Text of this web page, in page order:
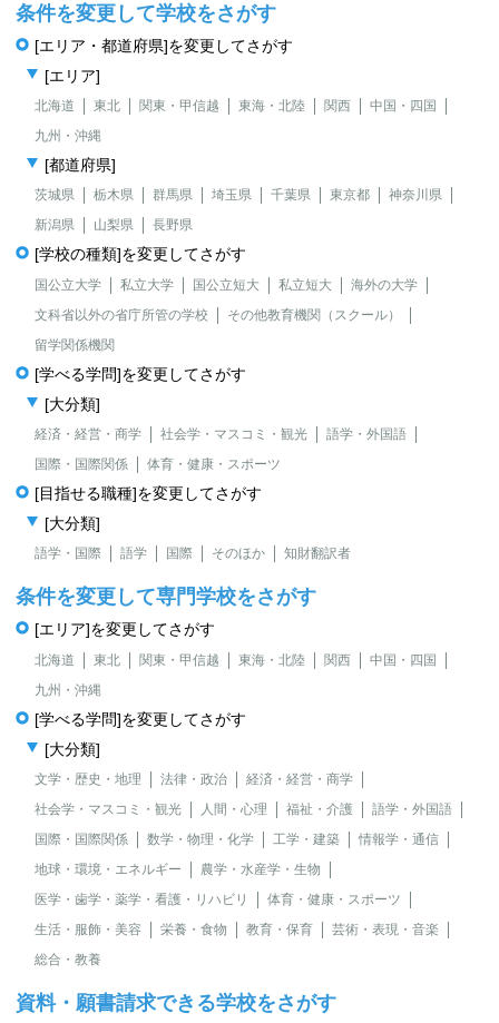
条件を変更して学校をさがす
[エリア・都道府県]を変更してさがす
[エリア]
北海道 東北 関東・甲信越 東海・北陸 関西
中国・四国
九州・沖縄
[都道府県]
茨城県 栃木県 群馬県 埼玉県 千葉県 東京都
神奈川県
新潟県
山梨県 長野県
[学校の種類]を変更してさがす
国公立大学 私立大学 国公立短大 私立短大
海外の大学
文科省以外の省庁所管の学校
その他教育機関（スクール）
留学関係機関
[学べる学問]を変更してさがす
[大分類]
経済・経営・商学 社会学・マスコミ・観光
語学・外国語
国際・国際関係
体育・健康・スポーツ
[目指せる職種]を変更してさがす
[大分類]
語学・国際 語学 国際 そのほか 知財翻訳者
条件を変更して専門学校をさがす
[エリア]を変更してさがす
北海道 東北 関東・甲信越 東海・北陸 関西
中国・四国
九州・沖縄
[学べる学問]を変更してさがす
[大分類]
文学・歴史・地理 法律・政治
経済・経営・商学
社会学・マスコミ・観光
人間・心理 福祉・介護
語学・外国語
国際・国際関係
数学・物理・化学 工学・建築
情報学・通信
地球・環境・エネルギー
農学・水産学・生物
医学・歯学・薬学・看護・リハビリ
体育・健康・スポーツ
生活・服飾・美容
栄養・食物 教育・保育
芸術・表現・音楽
総合・教養
資料・願書請求できる学校をさがす